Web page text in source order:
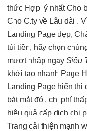
thức Hợp lý nhất Cho
Cho C.ty về Lâu dài .
Landing Page đẹp,
túi tiền, hãy chọn
mượtnhập ngay Siêu
khởi tạo nhanh Page
Landing Page hiển thị
bắt mắtđó , chi phí
hiệu quả cấp dịch chi
Trang cải thiện mạnh